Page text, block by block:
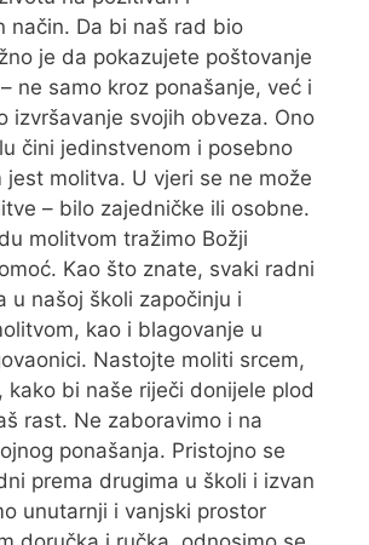
način. Da bi naš rad bio
je da pokazujete poštovanje
ne samo kroz ponašanje, već i
izvršavanje svojih obveza. Ono
čini jedinstvenom i posebno
jest molitva. U vjeri se ne može
– bilo zajedničke ili osobne.
molitvom tražimo Božji
Kao što znate, svaki radni
u našoj školi započinju i
kao i blagovanje u
Nastojte moliti srcem,
kako bi naše riječi donijele plod
rast. Ne zaboravimo i na
ponašanja. Pristojno se
prema drugima u školi i izvan
unutarnji i vanjski prostor